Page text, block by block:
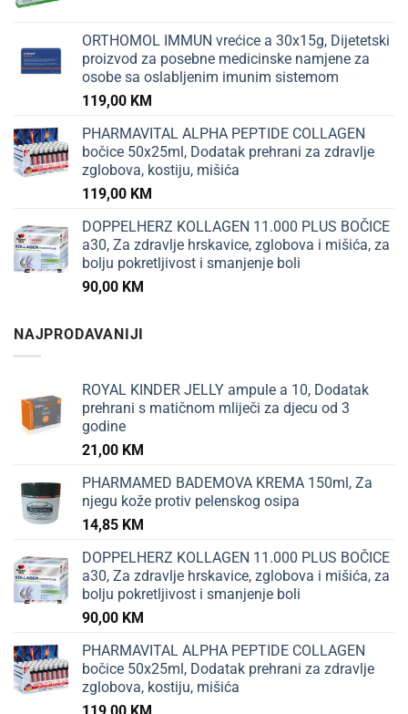
ORTHOMOL IMMUN vrećice a 30x15g, Dijetetski
proizvod za posebne medicinske namjene za
osobe sa oslabljenim imunim sistemom
119,00 KM
PHARMAVITAL ALPHA PEPTIDE COLLAGEN
bočice 50x25ml, Dodatak prehrani za zdravlje
zglobova, kostiju, mišića
119,00 KM
DOPPELHERZ KOLLAGEN 11.000 PLUS BOČICE
a30, Za zdravlje hrskavice, zglobova i mišića, za
bolju pokretljivost i smanjenje boli
90,00 KM
NAJPRODAVANIJI
ROYAL KINDER JELLY ampule a 10, Dodatak
prehrani s matičnom mliječi za djecu od 3
godine
21,00 KM
PHARMAMED BADEMOVA KREMA 150ml, Za
njegu kože protiv pelenskog osipa
14,85 KM
DOPPELHERZ KOLLAGEN 11.000 PLUS BOČICE
a30, Za zdravlje hrskavice, zglobova i mišića, za
bolju pokretljivost i smanjenje boli
90,00 KM
PHARMAVITAL ALPHA PEPTIDE COLLAGEN
bočice 50x25ml, Dodatak prehrani za zdravlje
zglobova, kostiju, mišića